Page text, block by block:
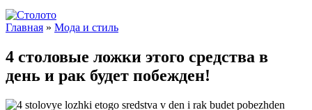
Главная » Мода и стиль
4 столовые ложки этого средства в
день и рак будет побежден!